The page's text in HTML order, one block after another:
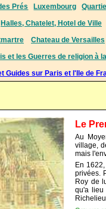
Prés Luxembourg
Halles, Chatelet, Hotel de Ville
Chateau de Versailles
et les Guerres de religion à
Guides sur Paris et l'Ile de
Le
Au
village,
mais
En
privées.
Roy de
qu'a